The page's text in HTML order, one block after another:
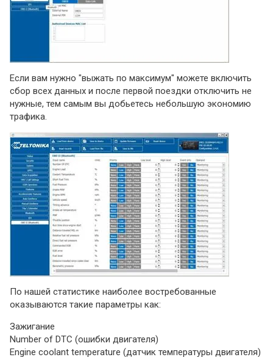
Если вам нужно "выжать по максимум" можете включить
сбор всех данных и после первой поездки отключить не
нужные, тем самым вы добьетесь небольшую экономию
трафика.
По нашей статистике наиболее востребованные
оказываются такие параметры как:
Зажигание
Number of DTC (ошибки двигателя)
Engine coolant temperature (датчик температуры двигателя)